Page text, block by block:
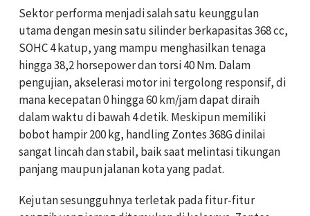
Sektor performa menjadi salah satu keunggulan
utama dengan mesin satu silinder berkapasitas 368 cc,
SOHC 4 katup, yang mampu menghasilkan tenaga
hingga 38,2 horsepower dan torsi 40 Nm. Dalam
pengujian, akselerasi motor ini tergolong responsif, di
mana kecepatan 0 hingga 60 km/jam dapat diraih
dalam waktu di bawah 4 detik. Meskipun memiliki
bobot hampir 200 kg, handling Zontes 368G dinilai
sangat lincah dan stabil, baik saat melintasi tikungan
panjang maupun jalanan kota yang padat.
Kejutan sesungguhnya terletak pada fitur-fitur